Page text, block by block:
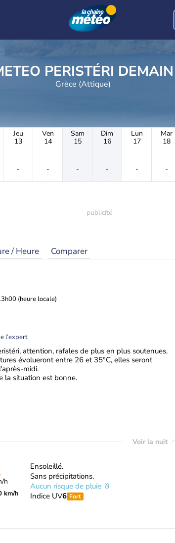
METEO PERISTÉRI DEMAIN
Grèce (Attique)
Jeu
13
-
-
Ven
14
-
-
Sam
15
-
-
Dim
16
-
-
Lun
17
-
-
Mar
18
-
-
/ Heure Comparer
(heure locale)
l’expert
attention, rafales de plus en plus soutenues.
évolueront entre 26 et 35°C, elles seront
midi.
la situation est bonne.
Voir la nuit
h
km/h
Ensoleillé.
Sans précipitations.
Aucun risque de pluie
Indice UV6 Fort